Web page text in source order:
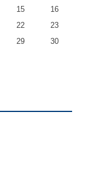
15
16
22
23
29
30